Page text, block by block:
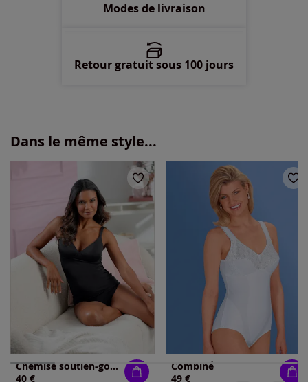
Modes de livraison
Retour gratuit sous 100 jours
Dans le même style...
Chemise soutien-gorge bon. a, b, c
40 €
Combiné
49 €